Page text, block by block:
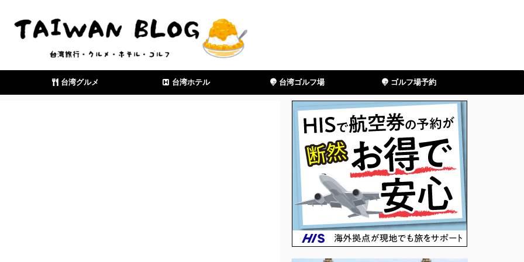
台湾グルメ 台湾ホテル 台湾ゴルフ場 ゴルフ場予約